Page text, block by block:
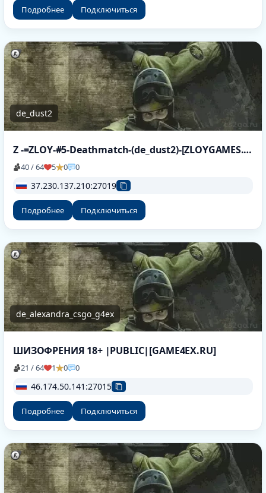
Подробнее Подключиться
de_dust2
Z -=ZLOY-#5-Deathmatch-(de_dust2)-[ZLOYGAMES.COM]=-
40 / 64 5 0 0
37.230.137.210:27019
Подробнее Подключиться
de_alexandra_csgo_g4ex
ШИЗОФРЕНИЯ 18+ |PUBLIC|[GAME4EX.RU]
21 / 64 1 0 0
46.174.50.141:27015
Подробнее Подключиться